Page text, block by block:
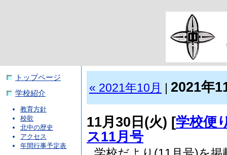
トップページ
学校紹介
教育方針
校歌
北中の歴史
アクセス
年間行事予定表
« 2021年10月 2021年
11月30日(火) [学校便
ス11月号